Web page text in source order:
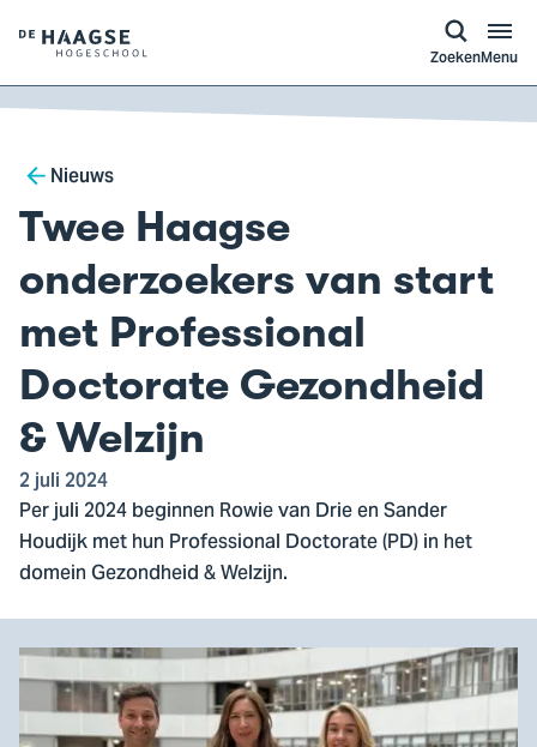
Logo
van
De
Hogeschool,
ga
naar
de
homepagina
ZoekenMenu
Breadcrumb
Nieuws
Twee Haagse
onderzoekers van start
met Professional
Doctorate Gezondheid
& Welzijn
2 juli 2024
Per juli 2024 beginnen Rowie van Drie en Sander
Houdijk met hun Professional Doctorate (PD) in het
domein Gezondheid & Welzijn.